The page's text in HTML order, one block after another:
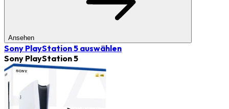
Ansehen
Sony PlayStation 5 auswählen
Sony PlayStation 5